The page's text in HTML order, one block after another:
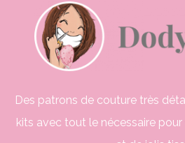
Des patrons de couture très
kits avec tout le nécessaire